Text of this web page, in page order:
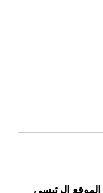
الرئيسي